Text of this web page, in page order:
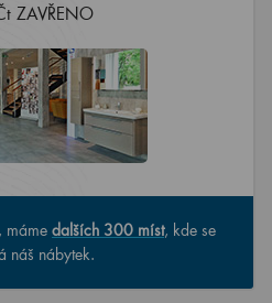
ZAVŘENO
máme dalších 300 míst, kde se
náš nábytek.